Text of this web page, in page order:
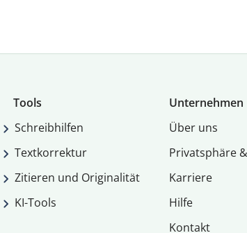
Tools
Schreibhilfen
Textkorrektur
Zitieren und Originalität
KI-Tools
Unternehmen
Über uns
Privatsphäre
Karriere
Hilfe
Kontakt